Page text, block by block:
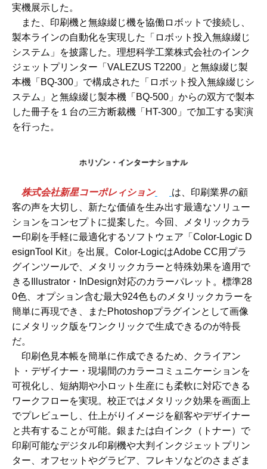
実機展示した。
また、印刷機と無線綴じ機を協働ロボットで接続し、
製本ラインの自動化を実現した「ロボット投入無線綴じ
システム」を披露した。理想科学工業株式会社のインク
ジェットプリンター「VALEZUS T2200」と無線綴じ製
本機「BQ-300」で構成された「ロボット投入無線綴じシ
ステム」と無線綴じ製本機「BQ-500」からの双方で製本
した冊子を１台の三方断裁機「HT-300」で加工する実演
を行った。
ホリゾン・インターナショナル
株式会社新星コーポレィション
は、印刷業界の顧
客の声を大切し、新たな価値を生み出す最適なソリュー
ションをコンセプトに提案した。今回、メタリックカラ
ー印刷を手軽に最適化するソフトウェア「Color-Logic D
esignTool Kit」を出展。Color-LogicはAdobe CC用プラ
グインツールで、メタリックカラーと特殊効果を適用で
きるIllustrator・InDesign対応のカラーパレット。標準28
0色、オプション含む最大924色ものメタリックカラーを
簡単に再現でき、またPhotoshopプラグインとして画像
にメタリック版をワンクリックで生成できるのが特長
だ。
印刷色見本帳を簡単に作成できるため、クライアン
ト・デザイナー・現場間のカラーコミュニケーションを
可視化し、短納期や小ロット生産にも柔軟に対応できる
ワークフローを実現。校正ではメタリック効果を画面上
でプレビューし、仕上がりイメージを顧客やデザイナー
と共有することが可能。銀または白インク（トナー）で
印刷可能なデジタル印刷機や大判インクジェットプリン
ター、オフセットやグラビア、フレキソなどのさまざま